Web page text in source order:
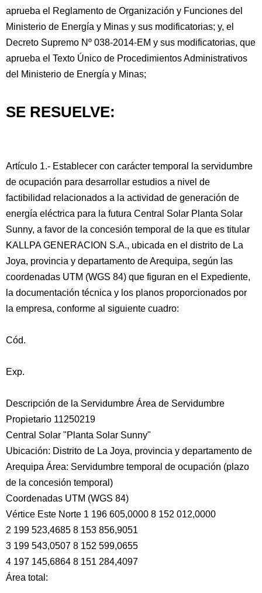
aprueba el Reglamento de Organización y Funciones del
Ministerio de Energía y Minas y sus modificatorias; y, el
Decreto Supremo Nº 038-2014-EM y sus modificatorias, que
aprueba el Texto Único de Procedimientos Administrativos
del Ministerio de Energía y Minas;
SE RESUELVE:
Artículo 1.- Establecer con carácter temporal la servidumbre
de ocupación para desarrollar estudios a nivel de
factibilidad relacionados a la actividad de generación de
energía eléctrica para la futura Central Solar Planta Solar
Sunny, a favor de la concesión temporal de la que es titular
KALLPA GENERACION S.A., ubicada en el distrito de La
Joya, provincia y departamento de Arequipa, según las
coordenadas UTM (WGS 84) que figuran en el Expediente,
la documentación técnica y los planos proporcionados por
la empresa, conforme al siguiente cuadro:
Cód.
Exp.
Descripción de la Servidumbre Área de Servidumbre
Propietario 11250219
Central Solar "Planta Solar Sunny"
Ubicación: Distrito de La Joya, provincia y departamento de
Arequipa Área: Servidumbre temporal de ocupación (plazo
de la concesión temporal)
Coordenadas UTM (WGS 84)
Vértice Este Norte 1 196 605,0000 8 152 012,0000
2 199 523,4685 8 153 856,9051
3 199 543,0507 8 152 599,0655
4 197 145,6864 8 151 284,4097
Área total: